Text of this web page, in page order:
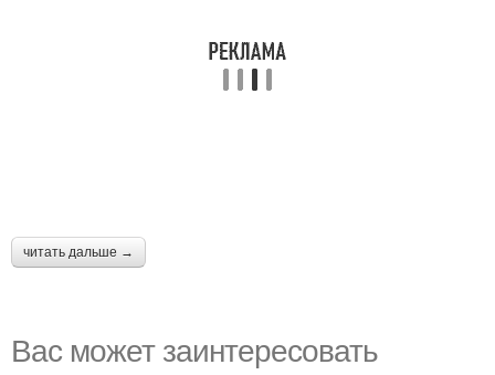
читать дальше →
Вас может заинтересовать